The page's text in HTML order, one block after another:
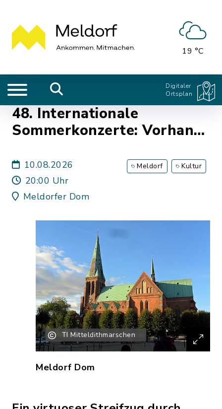
19 °C
Digitaler
Ortsplan
48. Internationale
Sommerkonzerte: Vorhang
10.08.2026
20:00 Uhr
Meldorfer Dom
Meldorf Kultur
TI Mitteldithmarschen
Meldorf Dom